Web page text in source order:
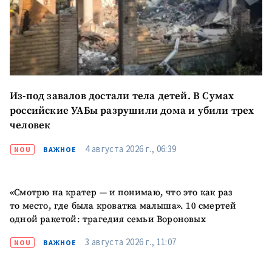
ПОДДЕРЖАТЬ
Из-под завалов достали тела детей. В Сумах
российские УАБы разрушили дома и убили трех
человек
NOU ВАЖНОЕ 4 августа 2026 г., 06:39
«Смотрю на кратер — и понимаю, что это как раз
то место, где была кроватка малыша». 10 смертей
одной ракетой: трагедия семьи Вороновых
NOU ВАЖНОЕ 3 августа 2026 г., 11:07
ОТПРАВИТЬ НОВОСТЬ